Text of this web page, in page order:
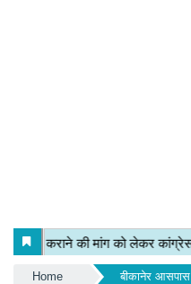
Home बीकानेर आसपास